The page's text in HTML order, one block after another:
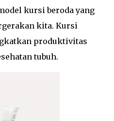
kursi beroda yang
kita. Kursi
produktivitas
tubuh.